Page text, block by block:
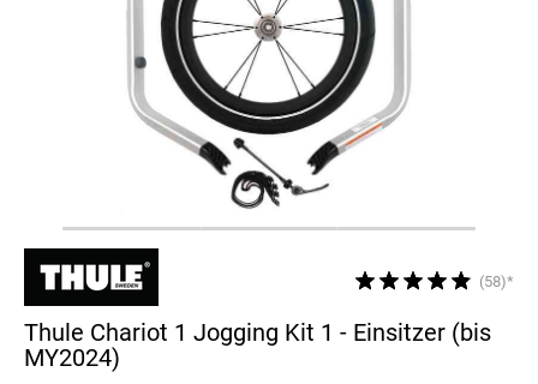
(58)*
Thule Chariot 1 Jogging Kit 1 - Einsitzer (bis
MY2024)